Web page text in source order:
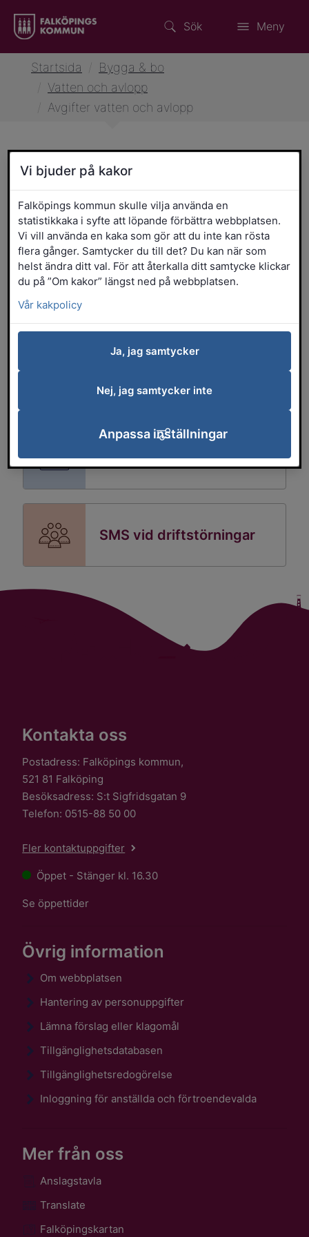
Sök Meny
Startsida
Bygga & bo
Vatten och avlopp
Avgifter vatten och avlopp
Avgifter vatten och avlopp
Avgifter och taxor
Betalning och fakturering
Råd och tips om vårt
vatten och avlopp
Kontakta VA-avdelningen
SMS vid driftstörningar
Kontakta oss
Postadress: Falköpings kommun,
521 81 Falköping
Besöksadress: S:t Sigfridsgatan 9
Telefon: 0515-88 50 00
Fler kontaktuppgifter
Öppet - Stänger kl. 16.30
Se öppettider
Övrig information
Om webbplatsen
Hantering av personuppgifter
Lämna förslag eller klagomål
Tillgänglighetsdatabasen
Tillgänglighetsredogörelse
Inloggning för anställda och förtroendevalda
Mer från oss
Anslagstavla
Translate
Falköpingskartan
Vi bjuder på kakor
Falköpings kommun skulle vilja använda en
statistikkaka i syfte att löpande förbättra webbplatsen.
Vi vill använda en kaka som gör att du inte kan rösta
flera gånger. Samtycker du till det? Du kan när som
helst ändra ditt val. För att återkalla ditt samtycke klickar
du på ”Om kakor” längst ned på webbplatsen.
Vår kakpolicy
Ja, jag samtycker
Nej, jag samtycker inte
Anpassa inställningar